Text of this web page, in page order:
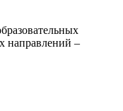
направлений –